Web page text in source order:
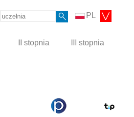
PL
II stopnia III stopnia